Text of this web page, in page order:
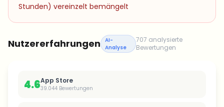
Stunden) vereinzelt bemängelt
Nutzererfahrungen
AI-
Analyse
707 analysierte
Bewertungen
4.6App Store
39.044 Bewertungen